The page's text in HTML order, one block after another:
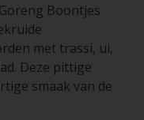
Boontjes
met trassi, ui,
Deze pittige
smaak van de